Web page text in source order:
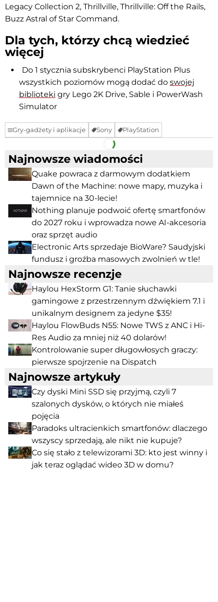
Legacy Collection 2, Thrillville, Thrillville: Off the Rails,
Buzz Astral of Star Command.
Dla tych, którzy chcą wiedzieć
więcej
Do 1 stycznia subskrybenci PlayStation Plus
wszystkich poziomów mogą dodać do swojej
biblioteki gry Lego 2K Drive, Sable i PowerWash
Simulator
Gry-gadżety i aplikacje Sony PlayStation
Facebook Telegram
Najnowsze wiadomości
Quake powraca z darmowym dodatkiem
Dawn of the Machine: nowe mapy, muzyka i
tajemnice na 30-lecie!
Nothing planuje podwoić ofertę smartfonów
do 2027 roku i wprowadza nowe AI-akcesoria
oraz sprzęt audio
Electronic Arts sprzedaje BioWare? Saudyjski
fundusz i groźba masowych zwolnień w tle!
Najnowsze recenzje
Haylou HexStorm G1: Tanie słuchawki
gamingowe z przestrzennym dźwiękiem 7.1 i
unikalnym designem za jedyne $35!
Haylou FlowBuds N55: Nowe TWS z ANC i Hi-
Res Audio za mniej niż 40 dolarów!
Kontrolowanie super długowłosych graczy:
pierwsze spojrzenie na Dispatch
Najnowsze artykuły
Czy dyski Mini SSD się przyjmą, czyli 7
szalonych dysków, o których nie miałeś
pojęcia
Paradoks ultracienkich smartfonów: dlaczego
wszyscy sprzedają, ale nikt nie kupuje?
Co się stało z telewizorami 3D: kto jest winny i
jak teraz oglądać wideo 3D w domu?